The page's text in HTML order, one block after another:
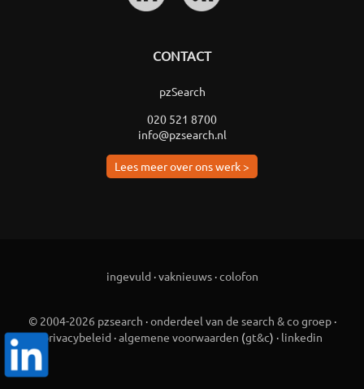
CONTACT
pzSearch
020 521 8700
info@pzsearch.nl
Lees meer over ons werk >
ingevuld ·vaknieuws·colofon
© 2004-2026 pzsearch ·onderdeel van de search & co groep·
privacybeleid ·algemene voorwaarden (gt&c) · linkedin